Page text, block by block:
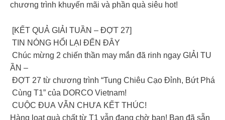
chương trình khuyến mãi và phần quà siêu hot!
[KẾT QUẢ GIẢI TUẦN – ĐỢT 27]
TIN NÓNG HỔI LẠI ĐẾN ĐÂY
Chúc mừng 2 chiến thần may mắn đã rinh ngay GIẢI TU
ẦN –
ĐỢT 27 từ chương trình “Tung Chiêu Cạo Đỉnh, Bứt Phá
Cùng T1” của DORCO Vietnam!
CUỘC ĐUA VẪN CHƯA KẾT THÚC!
Hàng loạt quà chất từ T1 vẫn đang chờ bạn! Bạn đã sẵn